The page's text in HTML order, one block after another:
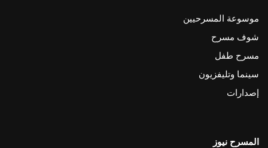
موسوعة المسرحيين
شوف مسرح
مسرح طفل
سينما وتليفزيون
إصدارات
المسرح نيوز